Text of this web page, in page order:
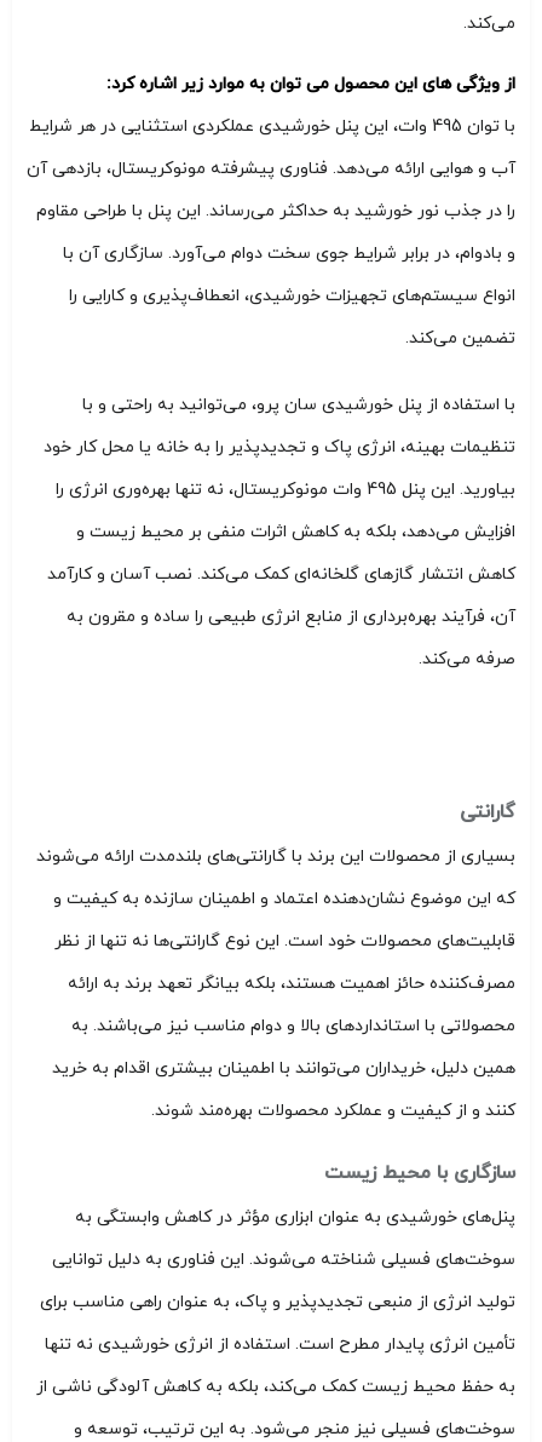
می‌کند.
از ویژگی های این محصول می توان به موارد زیر اشاره کرد:
با توان 495 وات، این پنل خورشیدی عملکردی استثنایی در هر شرایط
آب و هوایی ارائه می‌دهد. فناوری پیشرفته مونوکریستال، بازدهی آن
را در جذب نور خورشید به حداکثر می‌رساند. این پنل با طراحی مقاوم
و بادوام، در برابر شرایط جوی سخت دوام می‌آورد. سازگاری آن با
انواع سیستم‌های تجهیزات خورشیدی، انعطاف‌پذیری و کارایی را
تضمین می‌کند.
با استفاده از پنل خورشیدی سان پرو، می‌توانید به راحتی و با
تنظیمات بهینه، انرژی پاک و تجدیدپذیر را به خانه یا محل کار خود
بیاورید. این پنل 495 وات مونوکریستال، نه تنها بهره‌وری انرژی را
افزایش می‌دهد، بلکه به کاهش اثرات منفی بر محیط زیست و
کاهش انتشار گازهای گلخانه‌ای کمک می‌کند. نصب آسان و کارآمد
آن، فرآیند بهره‌برداری از منابع انرژی طبیعی را ساده و مقرون به
صرفه می‌کند.
گارانتی
بسیاری از محصولات این برند با گارانتی‌های بلندمدت ارائه می‌شوند
که این موضوع نشان‌دهنده اعتماد و اطمینان سازنده به کیفیت و
قابلیت‌های محصولات خود است. این نوع گارانتی‌ها نه تنها از نظر
مصرف‌کننده حائز اهمیت هستند، بلکه بیانگر تعهد برند به ارائه
محصولاتی با استانداردهای بالا و دوام مناسب نیز می‌باشند. به
همین دلیل، خریداران می‌توانند با اطمینان بیشتری اقدام به خرید
کنند و از کیفیت و عملکرد محصولات بهره‌مند شوند.
سازگاری با محیط زیست
پنل‌های خورشیدی به عنوان ابزاری مؤثر در کاهش وابستگی به
سوخت‌های فسیلی شناخته می‌شوند. این فناوری به دلیل توانایی
تولید انرژی از منبعی تجدیدپذیر و پاک، به عنوان راهی مناسب برای
تأمین انرژی پایدار مطرح است. استفاده از انرژی خورشیدی نه تنها
به حفظ محیط زیست کمک می‌کند، بلکه به کاهش آلودگی ناشی از
سوخت‌های فسیلی نیز منجر می‌شود. به این ترتیب، توسعه و